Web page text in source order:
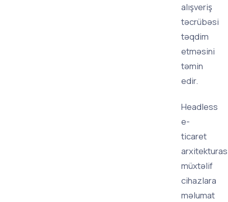
alışveriş
təcrübəsi
təqdim
etməsini
təmin
edir.
Headless
e-
ticaret
müxtəlif
cihazlara
məlumat